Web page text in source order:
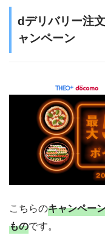
dデリバリー注
ャンペーン
こちらのキャンペー
ものです。